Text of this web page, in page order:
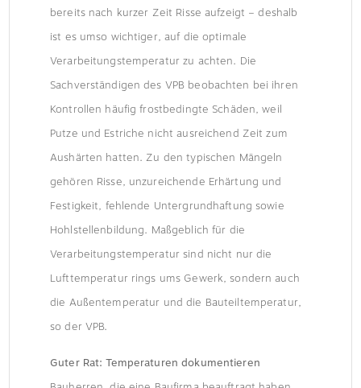
bereits nach kurzer Zeit Risse aufzeigt – deshalb
ist es umso wichtiger, auf die optimale
Verarbeitungstemperatur zu achten. Die
Sachverständigen des VPB beobachten bei ihren
Kontrollen häufig frostbedingte Schäden, weil
Putze und Estriche nicht ausreichend Zeit zum
Aushärten hatten. Zu den typischen Mängeln
gehören Risse, unzureichende Erhärtung und
Festigkeit, fehlende Untergrundhaftung sowie
Hohlstellenbildung. Maßgeblich für die
Verarbeitungstemperatur sind nicht nur die
Lufttemperatur rings ums Gewerk, sondern auch
die Außentemperatur und die Bauteiltemperatur,
so der VPB.
Guter Rat: Temperaturen dokumentieren